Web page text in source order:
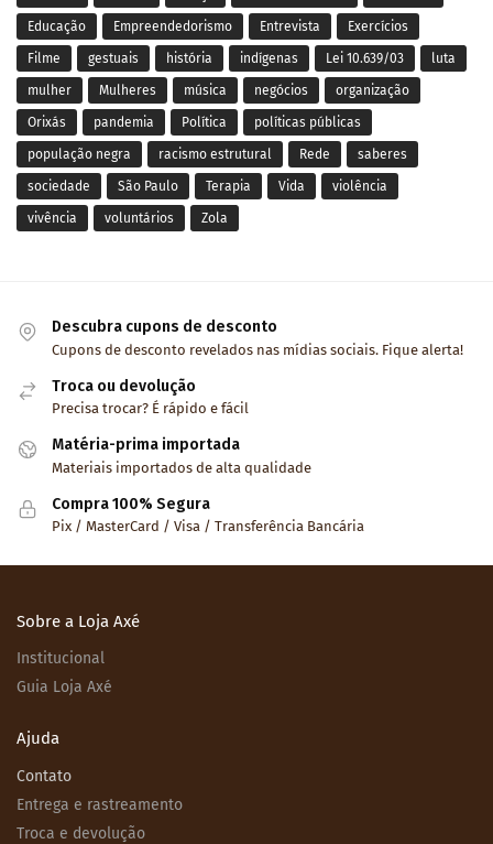
Educação Empreendedorismo Entrevista Exercícios
Filme gestuais história indígenas Lei 10.639/03 luta
mulher Mulheres música negócios organização
Orixás pandemia Política políticas públicas
população negra racismo estrutural Rede saberes
sociedade São Paulo Terapia Vida violência
vivência voluntários Zola
Descubra cupons de desconto
Cupons de desconto revelados nas mídias sociais. Fique alerta!
Troca ou devolução
Precisa trocar? É rápido e fácil
Matéria-prima importada
Materiais importados de alta qualidade
Compra 100% Segura
Pix / MasterCard / Visa / Transferência Bancária
Sobre a Loja Axé
Institucional
Guia Loja Axé
Ajuda
Contato
Entrega e rastreamento
Troca e devolução